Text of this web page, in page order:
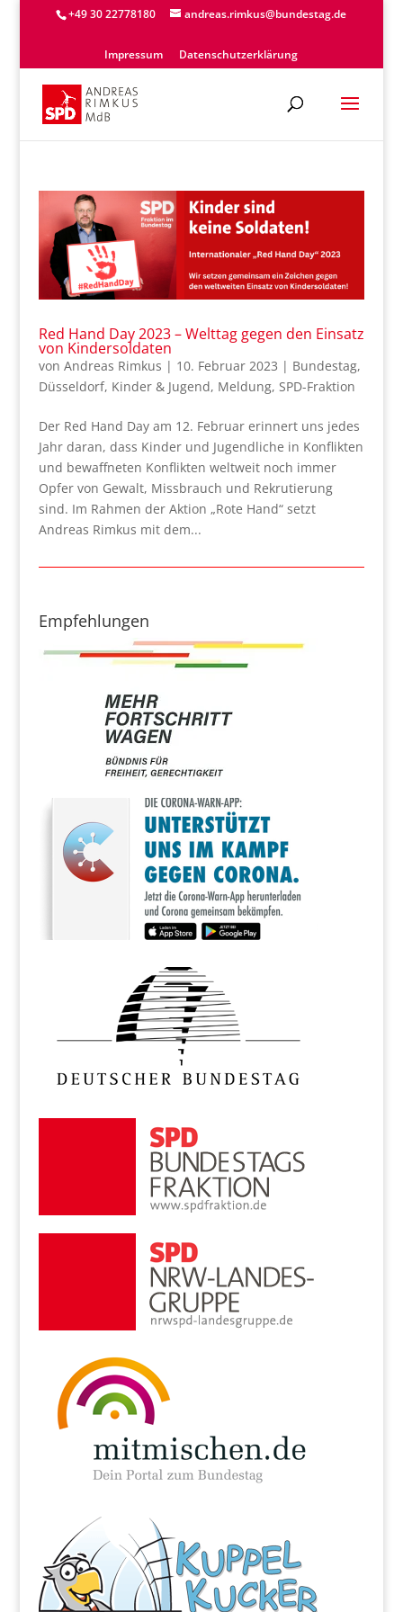
+49 30 22778180 andreas.rimkus@bundestag.de
Impressum Datenschutzerklärung
Red Hand Day 2023 – Welttag gegen den Einsatz
von Kindersoldaten
von Andreas Rimkus | 10. Februar 2023 | Bundestag,
Düsseldorf, Kinder & Jugend, Meldung, SPD-Fraktion
Der Red Hand Day am 12. Februar erinnert uns jedes
Jahr daran, dass Kinder und Jugendliche in Konflikten
und bewaffneten Konflikten weltweit noch immer
Opfer von Gewalt, Missbrauch und Rekrutierung
sind. Im Rahmen der Aktion „Rote Hand“ setzt
Andreas Rimkus mit dem...
Empfehlungen